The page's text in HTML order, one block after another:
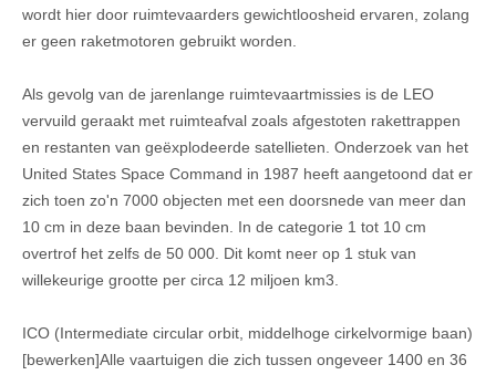
wordt hier door ruimtevaarders gewichtloosheid ervaren, zolang
er geen raketmotoren gebruikt worden.
Als gevolg van de jarenlange ruimtevaartmissies is de LEO
vervuild geraakt met ruimteafval zoals afgestoten rakettrappen
en restanten van geëxplodeerde satellieten. Onderzoek van het
United States Space Command in 1987 heeft aangetoond dat er
zich toen zo'n 7000 objecten met een doorsnede van meer dan
10 cm in deze baan bevinden. In de categorie 1 tot 10 cm
overtrof het zelfs de 50 000. Dit komt neer op 1 stuk van
willekeurige grootte per circa 12 miljoen km3.
ICO (Intermediate circular orbit, middelhoge cirkelvormige baan)
[bewerken]Alle vaartuigen die zich tussen ongeveer 1400 en 36